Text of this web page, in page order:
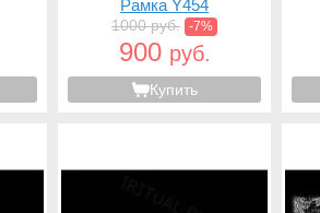
Рамка Y454
1000 руб. -7%
900 руб.
Купить